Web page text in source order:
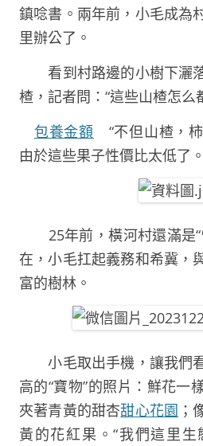
鎮唸書。兩年前，小毛成為
里辦公了。
看到村路邊的小樹下灑
楂，記者問：“這些山楂怎么
包養金額 “不但山楂，
由於這些果子性價比太低了
25年前，橫河村還滿是“
在，小毛扛起義務和希冀，
富的樹林。
小毛取出手機，讓我們
高的“寶物”的照片：鮮花一
夾著青黃的甜杏甜心花園 ；
黃的花紅果。“我們這里